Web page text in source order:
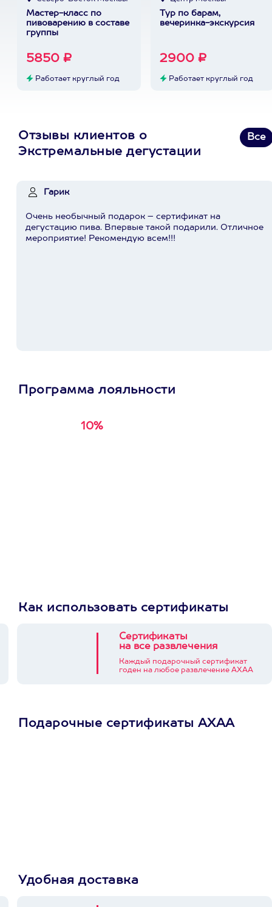
Мастер-класс по
пивоварению в составе
группы
5850 ₽
Работает круглый год
Тур по барам,
вечеринка-экскурсия
2900 ₽
Работает круглый год
Отзывы клиентов о
Экстремальные дегустации
Все
Гарик
Очень необычный подарок – сертификат на
дегустацию пива. Впервые такой подарили. Отличное
мероприятие! Рекомендую всем!!!
Программа лояльности
10%
Как использовать сертификаты
Сертификаты
на все развлечения
Каждый подарочный сертификат
годен на любое развлечение АХАА
Подарочные сертификаты АХАА
Удобная доставка